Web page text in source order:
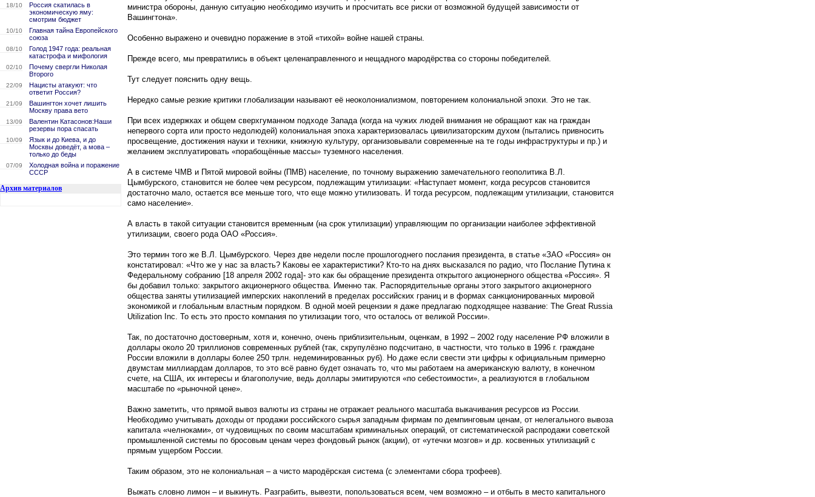
18/10
Россия скатилась в
экономическую яму:
смотрим бюджет
10/10
Главная тайна Европейского
союза
08/10
Голод 1947 года: реальная
катастрофа и мифология
02/10
Почему свергли Николая
Второго
22/09
Нацисты атакуют: что
ответит Россия?
21/09
Вашингтон хочет лишить
Москву права вето
13/09
Валентин Катасонов:Наши
резервы пора спасать
10/09
Язык и до Киева, и до
Москвы доведёт, а мова –
только до беды
07/09
Холодная война и поражение
СССР
Архив материалов
министра обороны, данную ситуацию необходимо изучить и просчитать все риски от возможной будущей зависимости от
Вашингтона».
Особенно выражено и очевидно поражение в этой «тихой» войне нашей страны.
Прежде всего, мы превратились в объект целенаправленного и нещадного мародёрства со стороны победителей.
Тут следует пояснить одну вещь.
Нередко самые резкие критики глобализации называют её неоколониализмом, повторением колониальной эпохи. Это не так.
При всех издержках и общем сверхгуманном подходе Запада (когда на чужих людей внимания не обращают как на граждан
непервого сорта или просто недолюдей) колониальная эпоха характеризовалась цивилизаторским духом (пытались привносить
просвещение, достижения науки и техники, книжную культуру, организовывали современные на те годы инфраструктуры и пр.) и
желанием эксплуатировать «порабощённые массы» туземного населения.
А в системе ЧМВ и Пятой мировой войны (ПМВ) население, по точному выражению замечательного геополитика В.Л.
Цымбурского, становится не более чем ресурсом, подлежащим утилизации: «Наступает момент, когда ресурсов становится
достаточно мало, остается все меньше того, что еще можно утилизовать. И тогда ресурсом, подлежащим утилизации, становится
само население».
А власть в такой ситуации становится временным (на срок утилизации) управляющим по организации наиболее эффективной
утилизации, своего рода ОАО «Россия».
Это термин того же В.Л. Цымбурского. Через две недели после прошлогоднего послания президента, в статье «ЗАО «Россия» он
констатировал: «Что же у нас за власть? Каковы ее характеристики? Кто-то на днях высказался по радио, что Послание Путина к
Федеральному собранию [18 апреля 2002 года]- это как бы обращение президента открытого акционерного общества «Россия». Я
бы добавил только: закрытого акционерного общества. Именно так. Распорядительные органы этого закрытого акционерного
общества заняты утилизацией имперских накоплений в пределах российских границ и в формах санкционированных мировой
экономикой и глобальным властным порядком. В одной моей рецензии я даже предлагаю подходящее название: The Great Russia
Utilization Inc. То есть это просто компания по утилизации того, что осталось от великой России».
Так, по достаточно достоверным, хотя и, конечно, очень приблизительным, оценкам, в 1992 – 2002 году население РФ вложили в
доллары около 20 триллионов современных рублей (так, скрупулёзно подсчитано, в частности, что только в 1996 г. граждане
России вложили в доллары более 250 трлн. недеминированных руб). Но даже если свести эти цифры к официальным примерно
двумстам миллиардам долларов, то это всё равно будет означать то, что мы работаем на американскую валюту, в конечном
счете, на США, их интересы и благополучие, ведь доллары эмитируются «по себестоимости», а реализуются в глобальном
масштабе по «рыночной цене».
Важно заметить, что прямой вывоз валюты из страны не отражает реального масштаба выкачивания ресурсов из России.
Необходимо учитывать доходы от продажи российского сырья западным фирмам по демпинговым ценам, от нелегального вывоза
капитала «челноками», от чудовищных по своим масштабам криминальных операций, от систематической распродажи советской
промышленной системы по бросовым ценам через фондовый рынок (акции), от «утечки мозгов» и др. косвенных утилизаций с
прямым ущербом России.
Таким образом, это не колониальная – а чисто мародёрская система (с элементами сбора трофеев).
Выжать словно лимон – и выкинуть. Разграбить, вывезти, попользоваться всем, чем возможно – и отбыть в место капитального